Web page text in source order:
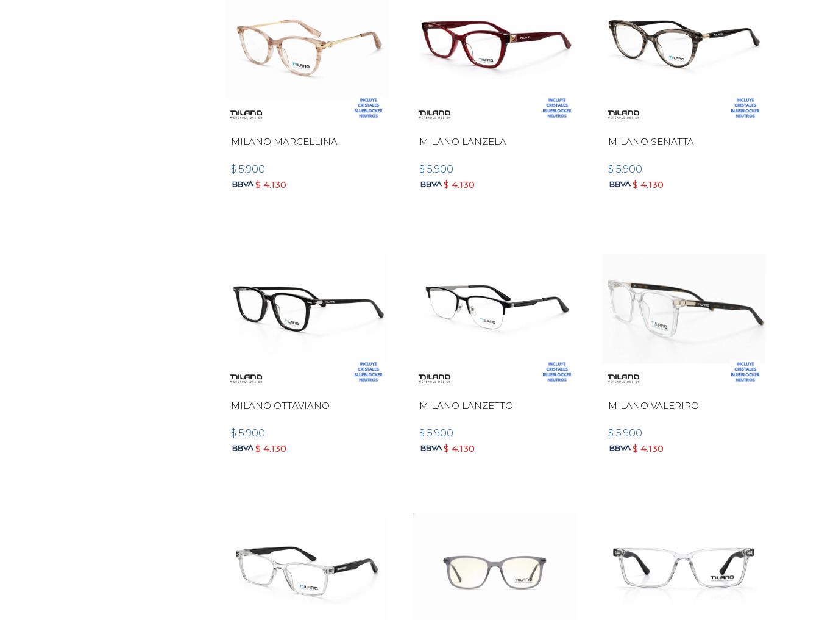
MILANO MARCELLINA
$ 5.900
$ 4.130
MILANO LANZELA
$ 5.900
$ 4.130
MILANO SENATTA
$ 5.900
$ 4.130
MILANO OTTAVIANO
$ 5.900
$ 4.130
MILANO LANZETTO
$ 5.900
$ 4.130
MILANO VALERIRO
$ 5.900
$ 4.130